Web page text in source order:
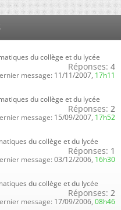
du collège et du lycée
Réponses: 4
message: 11/11/2007, 17h11
du collège et du lycée
Réponses: 2
message: 15/09/2007, 17h52
du collège et du lycée
Réponses: 1
message: 03/12/2006, 16h30
du collège et du lycée
Réponses: 2
message: 17/09/2006, 08h46